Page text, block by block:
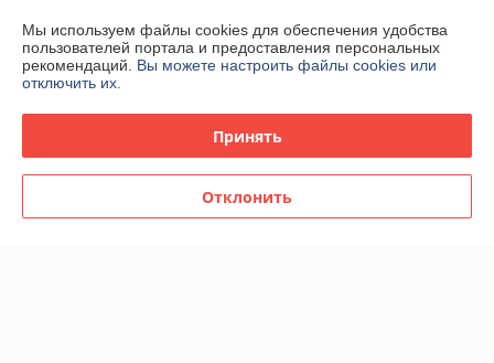
Полная версия сайта
Политика обработки cookies
Мы используем файлы cookies для обеспечения удобства
пользователей портала и предоставления персональных
рекомендаций. Вы можете настроить файлы cookies или
отключить их.
Принять
Отклонить